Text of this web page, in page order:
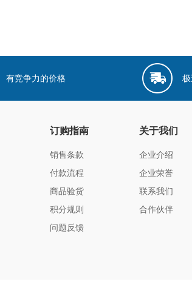
有竞争力的价格
订购指南
销售条款
付款流程
商品验货
积分规则
问题反馈
关于我们
企业介绍
企业荣誉
联系我们
合作伙伴